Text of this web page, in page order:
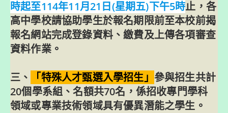
時起至114年11月21日(星期五)下午5時止，各
高中學校請協助學生於報名期限前至本校前揭
報名網站完成登錄資料、繳費及上傳各項審查
資料作業。
三、 「特殊人才甄選入學招生」 參與招生共計
20個學系組、名額共70名，係招收專門學科
領域或專業技術領域具有優異潛能之學生。